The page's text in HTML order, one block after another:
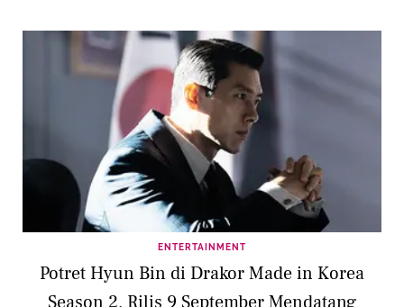
ENTERTAINMENT
Potret Hyun Bin di Drakor Made in Korea